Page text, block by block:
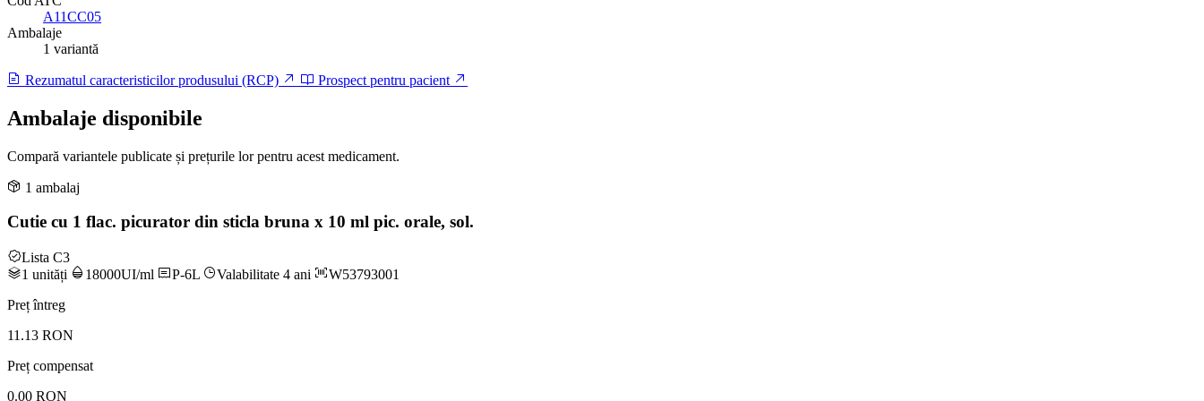
A11CC05
Ambalaje
1 variantă
Rezumatul caracteristicilor produsului (RCP) Prospect pentru pacient
Ambalaje disponibile
Compară variantele publicate și prețurile lor pentru acest medicament.
1 ambalaj
Cutie cu 1 flac. picurator din sticla bruna x 10 ml pic. orale, sol.
Lista C3
1 unități
18000UI/ml P-6L Valabilitate 4 ani
W53793001
Preț întreg
11.13 RON
Preț compensat
0.00 RON